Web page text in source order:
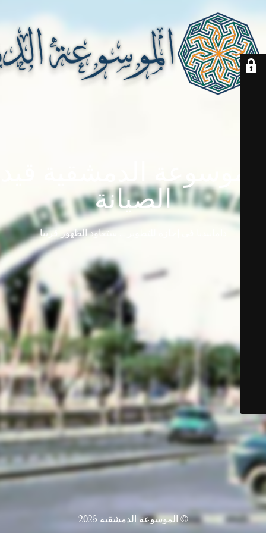
الصيانة
دامابيديا في إجازة للتطوير ... ستعاود الظهور قريباً
© الموسوعة الدمشقية 2025